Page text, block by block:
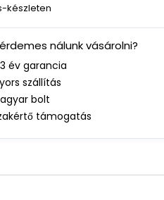
készleten
nálunk vásárolni?
év garancia
szállítás
bolt
támogatás